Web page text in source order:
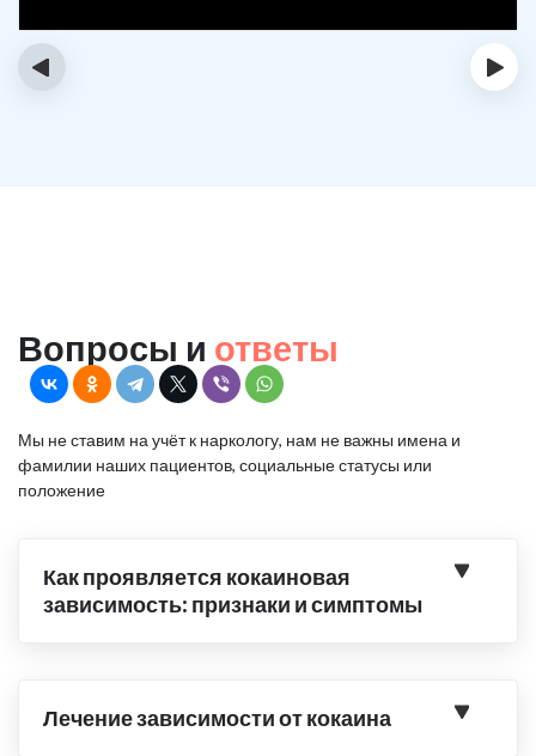
‹ ›
Вопросы и ответы
Мы не ставим на учёт к наркологу, нам не важны имена и
фамилии наших пациентов, социальные статусы или
положение
Как проявляется кокаиновая
зависимость: признаки и симптомы
Лечение зависимости от кокаина